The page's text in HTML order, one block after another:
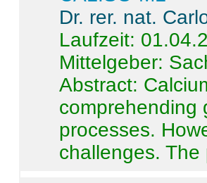
Dr. rer. nat.
Laufzeit:
Mittelgeber:
Abstract:
comprehending
processes.
challenges. The